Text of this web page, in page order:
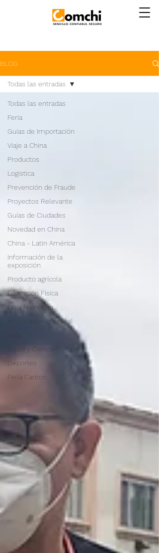
BLOG
Todas las entradas
Feria
Guías de Importación
Viaje a China
Productos
Logistica
Prevención de Fraude
Proyectos Relevante
Guías de Ciudades
Novedad en China
China - Latin América
Información de la
exposición
Producto agrícola
Educación Física
Guía financiera
Informacion mundial
Salud y Ciencia
Deportes
Feria Canton
Todas las entradas